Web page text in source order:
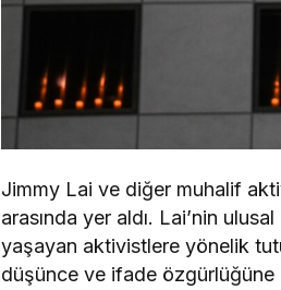
Jimmy Lai ve diğer muhalif
arasında yer aldı. Lai’nin
yaşayan aktivistlere yönelik
düşünce ve ifade